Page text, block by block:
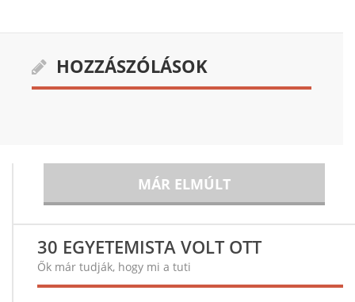
HOZZÁSZÓLÁSOK
MÁR ELMÚLT
30 EGYETEMISTA VOLT OTT
Ők már tudják, hogy mi a tuti